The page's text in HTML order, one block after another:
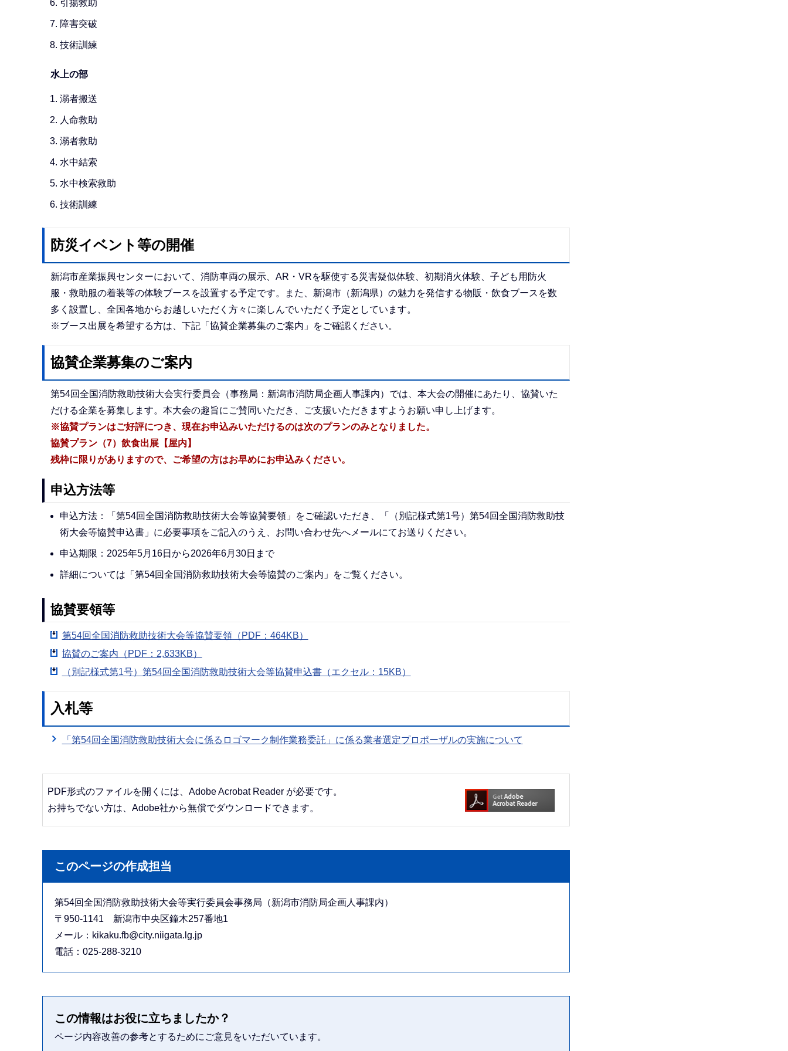
引揚救助
障害突破
技術訓練
水上の部
溺者搬送
人命救助
溺者救助
水中結索
水中検索救助
技術訓練
防災イベント等の開催
新潟市産業振興センターにおいて、消防車両の展示、AR・VRを駆使する災害疑似体験、初期消火体験、子ども用防火
服・救助服の着装等の体験ブースを設置する予定です。また、新潟市（新潟県）の魅力を発信する物販・飲食ブースを数
多く設置し、全国各地からお越しいただく方々に楽しんでいただく予定としています。
※ブース出展を希望する方は、下記「協賛企業募集のご案内」をご確認ください。
協賛企業募集のご案内
第54回全国消防救助技術大会実行委員会（事務局：新潟市消防局企画人事課内）では、本大会の開催にあたり、協賛いた
だける企業を募集します。本大会の趣旨にご賛同いただき、ご支援いただきますようお願い申し上げます。
※協賛プランはご好評につき、現在お申込みいただけるのは次のプランのみとなりました。
協賛プラン（7）飲食出展【屋内】
残枠に限りがありますので、ご希望の方はお早めにお申込みください。
申込方法等
申込方法：「第54回全国消防救助技術大会等協賛要領」をご確認いただき、「（別記様式第1号）第54回全国消防救助技
術大会等協賛申込書」に必要事項をご記入のうえ、お問い合わせ先へメールにてお送りください。
申込期限：2025年5月16日から2026年6月30日まで
詳細については「第54回全国消防救助技術大会等協賛のご案内」をご覧ください。
協賛要領等
第54回全国消防救助技術大会等協賛要領（PDF：464KB）
協賛のご案内（PDF：2,633KB）
（別記様式第1号）第54回全国消防救助技術大会等協賛申込書（エクセル：15KB）
入札等
「第54回全国消防救助技術大会に係るロゴマーク制作業務委託」に係る業者選定プロポーザルの実施について
PDF形式のファイルを開くには、Adobe Acrobat Reader が必要です。
お持ちでない方は、Adobe社から無償でダウンロードできます。
このページの作成担当
第54回全国消防救助技術大会等実行委員会事務局（新潟市消防局企画人事課内）
〒950-1141 新潟市中央区鐘木257番地1
メール：kikaku.fb@city.niigata.lg.jp
電話：025-288-3210
この情報はお役に立ちましたか？
ページ内容改善の参考とするためにご意見をいただいています。